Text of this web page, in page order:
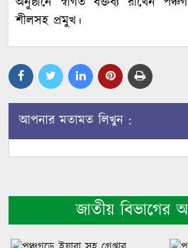
শীলসহ প্রমুখ।
আপনার মতামত লিখুন :
জাতীয় বিভাগের